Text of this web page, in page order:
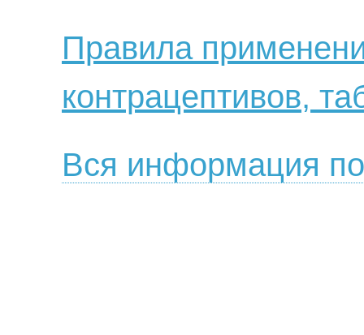
Правила
контрацептивов,
Вся информация